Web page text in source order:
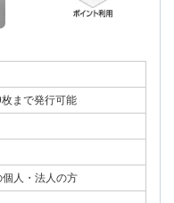
まで発行可能
人・法人の方